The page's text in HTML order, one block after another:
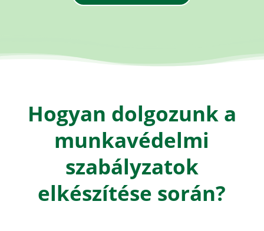
Hogyan dolgozunk a
munkavédelmi
szabályzatok
elkészítése során?